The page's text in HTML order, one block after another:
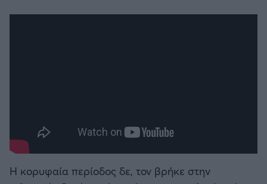
Η κορυφαία περίοδος δε, τον βρήκε στην